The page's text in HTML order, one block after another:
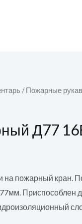
/Пожарные
Д77
на пожарный кран.
Приспособлен